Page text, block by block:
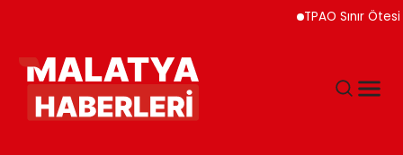
TPAO Sınır Ötesi